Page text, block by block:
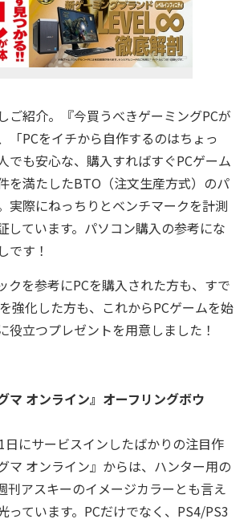
ご紹介。『今買うべきゲーミングPCが
「PCをイチから自作するのはちょっ
も安心な、購入すればすぐPCゲーム
を満たしたBTO（注文生産方式）のパ
実際にねっちりとベンチマークを計測
しています。パソコン購入の参考にな
です！
クを参考にPCを購入された方も、すで
強化した方も、これからPCゲームを始
役立つプレゼントを用意しました！
マ オンライン』オーフリングボウ
にサービスインしたばかりの注目作
マ オンライン』からは、ハンター用の
刊アスキーのイメージカラーとも言え
っています。PCだけでなく、PS4/PS3